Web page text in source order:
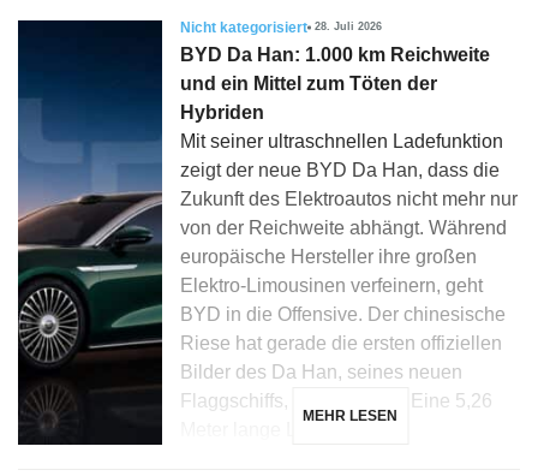
Nicht kategorisiert 28. Juli 2026
BYD Da Han: 1.000 km Reichweite
und ein Mittel zum Töten der
Hybriden
Mit seiner ultraschnellen Ladefunktion
zeigt der neue BYD Da Han, dass die
Zukunft des Elektroautos nicht mehr nur
von der Reichweite abhängt. Während
europäische Hersteller ihre großen
Elektro-Limousinen verfeinern, geht
BYD in die Offensive. Der chinesische
Riese hat gerade die ersten offiziellen
Bilder des Da Han, seines neuen
Flaggschiffs, veröffentlicht. Eine 5,26
MEHR LESEN